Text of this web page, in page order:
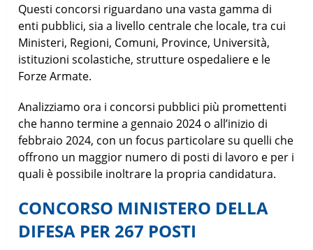
Questi concorsi riguardano una vasta gamma di
enti pubblici, sia a livello centrale che locale, tra cui
Ministeri, Regioni, Comuni, Province, Università,
istituzioni scolastiche, strutture ospedaliere e le
Forze Armate.
Analizziamo ora i concorsi pubblici più promettenti
che hanno termine a gennaio 2024 o all’inizio di
febbraio 2024, con un focus particolare su quelli che
offrono un maggior numero di posti di lavoro e per i
quali è possibile inoltrare la propria candidatura.
CONCORSO MINISTERO DELLA
DIFESA PER 267 POSTI